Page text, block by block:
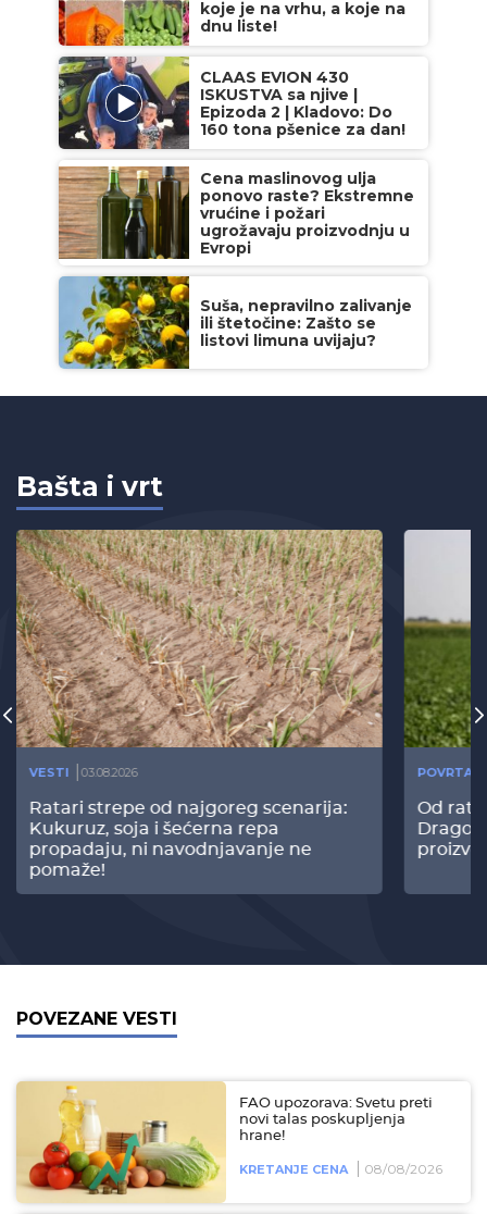
koje je na vrhu, a koje na
dnu liste!
CLAAS EVION 430
ISKUSTVA sa njive |
Epizoda 2 | Kladovo: Do
160 tona pšenice za dan!
Cena maslinovog ulja
ponovo raste? Ekstremne
vrućine i požari
ugrožavaju proizvodnju u
Evropi
Suša, nepravilno zalivanje
ili štetočine: Zašto se
listovi limuna uvijaju?
Bašta i vrt
VESTI 03.08.2026
Ratari strepe od najgoreg scenarija:
Kukuruz, soja i šećerna repa
propadaju, ni navodnjavanje ne
pomaže!
Od
POVEZANE VESTI
FAO upozorava: Svetu preti
novi talas poskupljenja
hrane!
KRETANJE CENA 08/08/2026